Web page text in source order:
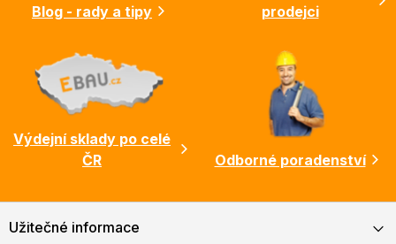
Blog - rady a tipy
prodejci
Výdejní sklady po celé
ČR
Odborné poradenství
Užitečné informace